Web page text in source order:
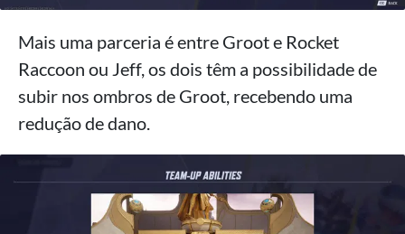
Mais uma parceria é entre Groot e Rocket
Raccoon ou Jeff, os dois têm a possibilidade de
subir nos ombros de Groot, recebendo uma
redução de dano.